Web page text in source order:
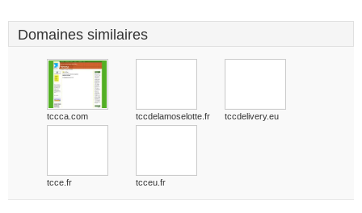
Domaines similaires
tccca.com tccdelamoselotte.fr tccdelivery.eu
tcce.fr tcceu.fr